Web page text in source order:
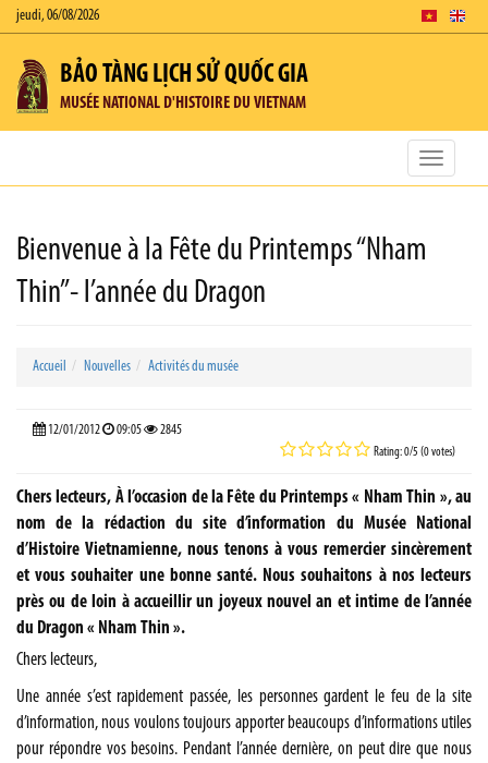
jeudi, 06/08/2026
BẢO TÀNG LỊCH SỬ QUỐC GIA
MUSÉE NATIONAL D'HISTOIRE DU VIETNAM
Toggle
Bienvenue à la Fête du Printemps “Nham
Thin”- l’année du Dragon
Accueil Nouvelles Activités du musée
12/01/2012 09:05 2845
Rating: 0/5 (0 votes)
Chers lecteurs, À l’occasion de la Fête du Printemps « Nham Thin », au
nom de la rédaction du site d’information du Musée National
d’Histoire Vietnamienne, nous tenons à vous remercier sincèrement
et vous souhaiter une bonne santé. Nous souhaitons à nos lecteurs
près ou de loin à accueillir un joyeux nouvel an et intime de l’année
du Dragon « Nham Thin ».
Chers lecteurs,
Une année s’est rapidement passée, les personnes gardent le feu de la site
d’information, nous voulons toujours apporter beaucoups d’informations utiles
pour répondre vos besoins. Pendant l’année dernière, on peut dire que nous